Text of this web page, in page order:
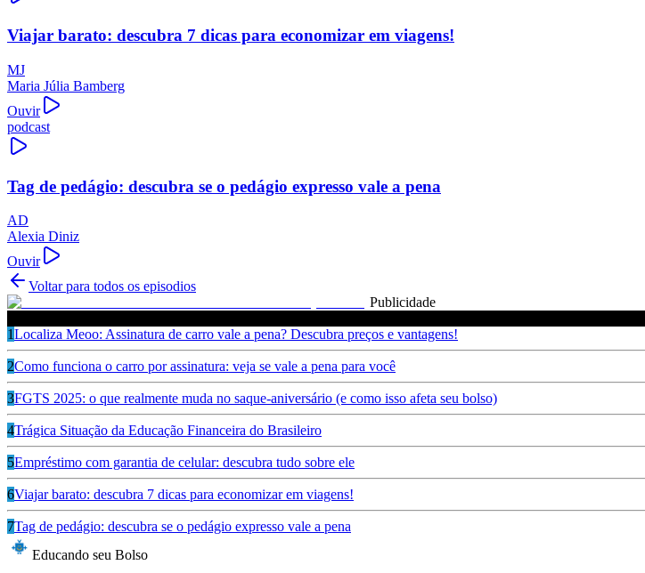
Viajar barato: descubra 7 dicas para economizar em viagens!
MJ
Maria Júlia Bamberg
Ouvir
podcast
Tag de pedágio: descubra se o pedágio expresso vale a pena
AD
Alexia Diniz
Ouvir
Voltar para todos os episodios
Publicidade
1Localiza Meoo: Assinatura de carro vale a pena? Descubra preços e vantagens!
2Como funciona o carro por assinatura: veja se vale a pena para você
3FGTS 2025: o que realmente muda no saque-aniversário (e como isso afeta seu bolso)
4Trágica Situação da Educação Financeira do Brasileiro
5Empréstimo com garantia de celular: descubra tudo sobre ele
6Viajar barato: descubra 7 dicas para economizar em viagens!
7Tag de pedágio: descubra se o pedágio expresso vale a pena
Educando seu Bolso